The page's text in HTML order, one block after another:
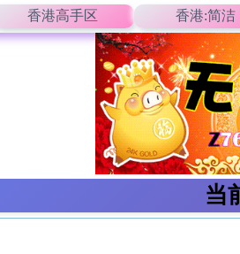
香港高手区 香港:简洁
当